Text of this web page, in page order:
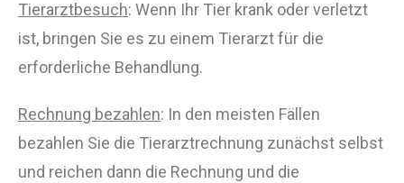
Tierarztbesuch: Wenn Ihr Tier krank oder verletzt
ist, bringen Sie es zu einem Tierarzt für die
erforderliche Behandlung.
Rechnung bezahlen: In den meisten Fällen
bezahlen Sie die Tierarztrechnung zunächst selbst
und reichen dann die Rechnung und die